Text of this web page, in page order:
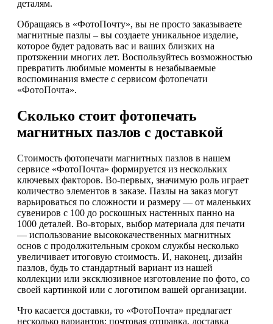
деталям.
Обращаясь в «ФотоПочту», вы не просто заказываете
магнитные пазлы – вы создаете уникальное изделие,
которое будет радовать вас и ваших близких на
протяжении многих лет. Воспользуйтесь возможностью
превратить любимые моменты в незабываемые
воспоминания вместе с сервисом фотопечати
«ФотоПочта».
Сколько стоит фотопечать
магнитных пазлов с доставкой
Стоимость фотопечати магнитных пазлов в нашем
сервисе «ФотоПочта» формируется из нескольких
ключевых факторов. Во-первых, значимую роль играет
количество элементов в заказе. Пазлы на заказ могут
варьироваться по сложности и размеру — от маленьких
сувениров с 100 до роскошных настенных панно на
1000 деталей. Во-вторых, выбор материала для печати
— использование высококачественных магнитных
основ с продолжительным сроком службы несколько
увеличивает итоговую стоимость. И, наконец, дизайн
пазлов, будь то стандартный вариант из нашей
коллекции или эксклюзивное изготовление по фото, со
своей картинкой или с логотипом вашей организации.
Что касается доставки, то «ФотоПочта» предлагает
несколько вариантов: почтовая отправка, доставка